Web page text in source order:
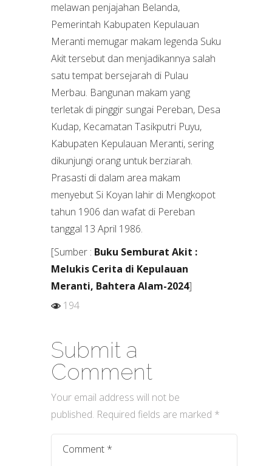
melawan penjajahan Belanda,
Pemerintah Kabupaten Kepulauan
Meranti memugar makam legenda Suku
Akit tersebut dan menjadikannya salah
satu tempat bersejarah di Pulau
Merbau. Bangunan makam yang
terletak di pinggir sungai Pereban, Desa
Kudap, Kecamatan Tasikputri Puyu,
Kabupaten Kepulauan Meranti, sering
dikunjungi orang untuk berziarah.
Prasasti di dalam area makam
menyebut Si Koyan lahir di Mengkopot
tahun 1906 dan wafat di Pereban
tanggal 13 April 1986.
[Sumber : Buku Semburat Akit :
Melukis Cerita di Kepulauan
Meranti, Bahtera Alam-2024]
194
Submit a
Comment
Your email address will not be
published. Required fields are marked *